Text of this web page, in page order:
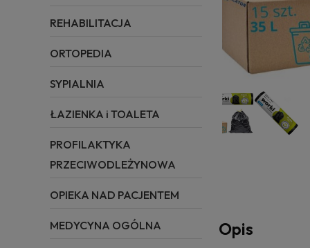
REHABILITACJA
ORTOPEDIA
SYPIALNIA
ŁAZIENKA i TOALETA
PROFILAKTYKA
PRZECIWODLEŻYNOWA
OPIEKA NAD PACJENTEM
MEDYCYNA OGÓLNA Opis